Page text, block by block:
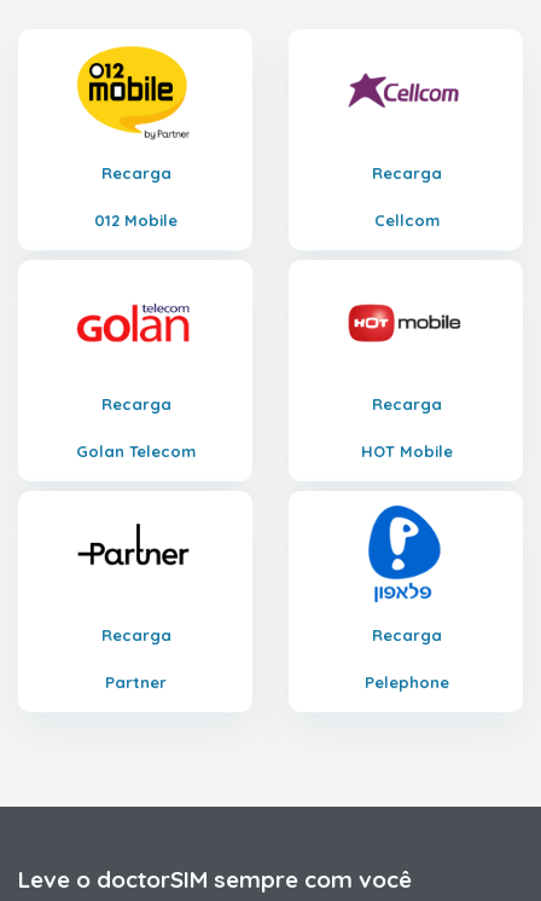
Recarga
012 Mobile
Recarga
Cellcom
Recarga
Golan Telecom
Recarga
HOT Mobile
Recarga
Partner
Recarga
Pelephone
Leve o doctorSIM sempre com você